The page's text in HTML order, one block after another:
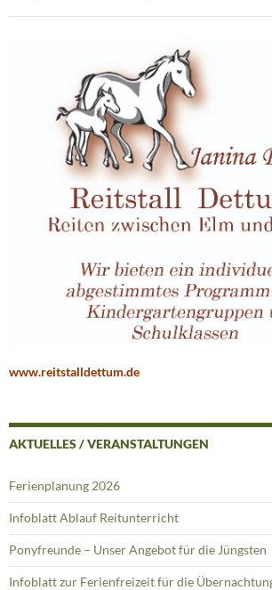
www.reitstalldettum.de
AKTUELLES / VERANSTALTUNGEN
Ferienplanung 2026
Infoblatt Ablauf Reitunterricht
Ponyfreunde – Unser Angebot für die Jüngsten
Infoblatt zur Ferienfreizeit für die